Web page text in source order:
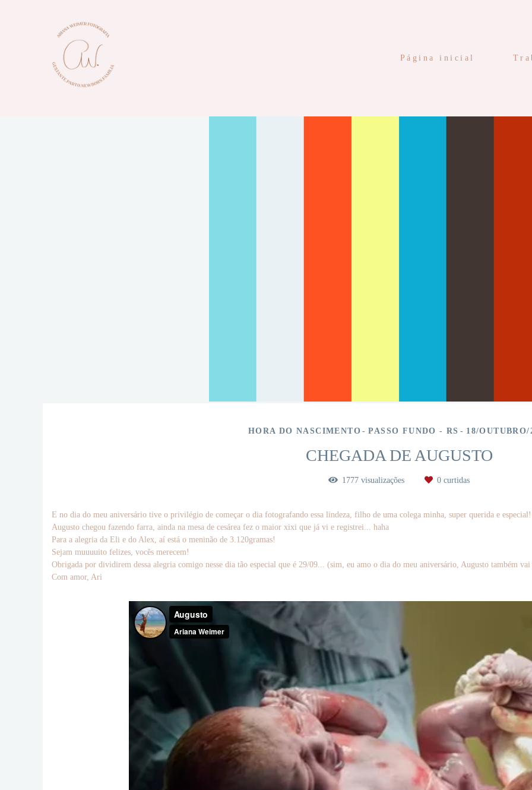
Página inicial
HORA DO NASCIMENTO PASSO FUNDO - RS 18/OUTUBRO/
CHEGADA DE AUGUSTO
1777 visualizações 0 curtidas
E no dia do meu aniversário tive o privilégio de começar o dia fotografando essa lindeza, filho de uma colega minha, super querida e especial!
Augusto chegou fazendo farra, ainda na mesa de cesárea fez o maior xixi que já vi e registrei... haha
Para a alegria da Eli e do Alex, aí está o meninão de 3.120gramas!
Sejam muuuuito felizes, vocês merecem!
Obrigada por dividirem dessa alegria comigo nesse dia tão especial que é 29/09... (sim, eu amo o dia do meu aniversário, Augusto também
Com amor, Ari